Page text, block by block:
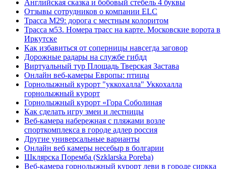
Английская сказка и бобовый стебель 4 буквы
Отзывы сотрудников о компании ELC
Трасса М29: дорога с местным колоритом
Трасса м53. Номера трасс на карте. Московские ворота в
Иркутске
Как избавиться от соперницы навсегда заговор
Дорожные радары на службе гибдд
Виртуальный тур Площадь Тверская Застава
Онлайн веб-камеры Европы: птицы
Горнолыжный курорт "уккохалла" Уккохалла
горнолыжный курорт
Горнолыжный курорт «Гора Соболиная
Как сделать игру змеи и лестницы
Веб-камера набережная с пляжами возле
спорткомплекса в городе адлер россия
Другие универсальные варианты
Онлайн веб камеры несебыр в болгарии
Шклярска Поремба (Szklarska Poreba)
Веб-камера горнолыжный курорт леви в городе сиркка